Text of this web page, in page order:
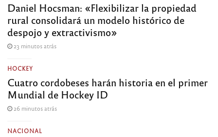
Daniel Hocsman: «Flexibilizar la propiedad
rural consolidará un modelo histórico de
despojo y extractivismo»
23 minutos atrás
HOCKEY
Cuatro cordobeses harán historia en el primer
Mundial de Hockey ID
26 minutos atrás
NACIONAL